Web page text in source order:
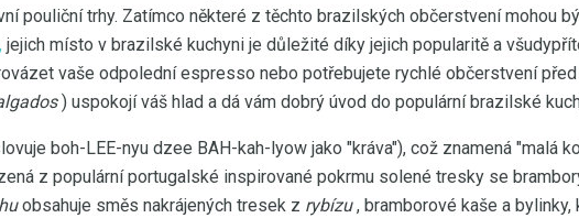
pouliční trhy. Zatímco některé z těchto brazilských občerstvení mohou
jejich místo v brazilské kuchyni je důležité díky jejich popularitě a
vaše odpolední espresso nebo potřebujete rychlé občerstvení
) uspokojí váš hlad a dá vám dobrý úvod do populární brazilské
boh-LEE-nyu dzee BAH-kah-lyow jako "kráva"), což znamená "malá
z populární portugalské inspirované pokrmu solené tresky se
obsahuje směs nakrájených tresek z rybízu, bramborové kaše a bylinky,